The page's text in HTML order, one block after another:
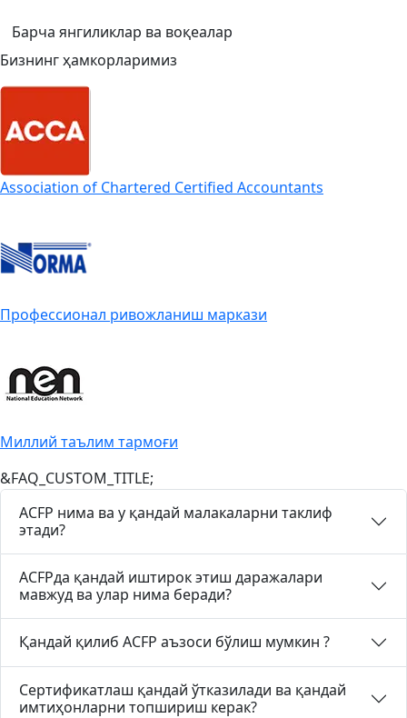
Барча янгиликлар ва воқеалар
Бизнинг ҳамкорларимиз
Association of Chartered Certified Accountants
Профессионал ривожланиш маркази
Миллий таълим тармоғи
&FAQ_CUSTOM_TITLE;
ACFP нима ва у қандай малакаларни таклиф
этади?
ACFPда қандай иштирок этиш даражалари
мавжуд ва улар нима беради?
Қандай қилиб ACFP аъзоси бўлиш мумкин ?
Сертификатлаш қандай ўтказилади ва қандай
имтиҳонларни топшириш керак?